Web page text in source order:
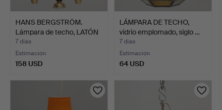
HANS BERGSTRÖM.
Lámpara de techo, LATÓN
y …
7 días
Estimación
158 USD
LÁMPARA DE TECHO,
vidrio emplomado, siglo …
7 días
Estimación
64 USD